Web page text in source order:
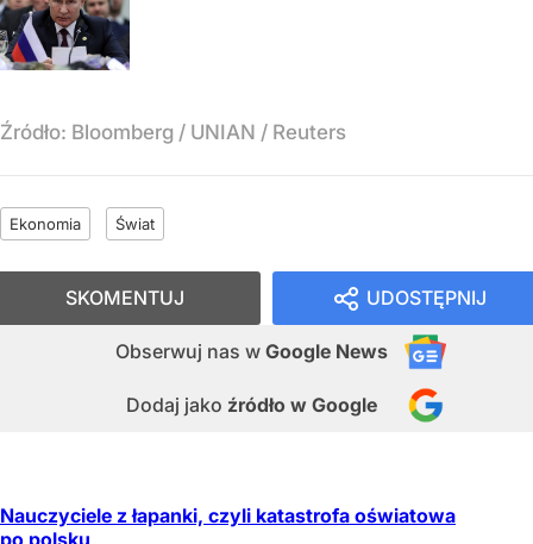
Źródło: Bloomberg / UNIAN / Reuters
Ekonomia Świat
UDOSTĘPNIJ
Obserwuj nas w Google News
Dodaj jako źródło w Google
SKOMENTUJ
Nauczyciele z łapanki, czyli katastrofa oświatowa
po polsku